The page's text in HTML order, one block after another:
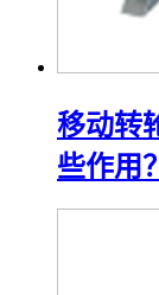
移动转
些作用？